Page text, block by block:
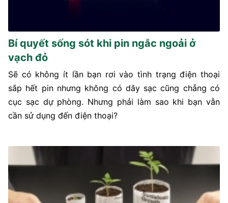
Bí quyết sống sót khi pin ngắc ngoải ở
vạch đỏ
Sẽ có không ít lần bạn rơi vào tình trạng điện thoại
sắp hết pin nhưng không có dây sạc cũng chẳng có
cục sạc dự phòng. Nhưng phải làm sao khi bạn vẫn
cần sử dụng đến điện thoại?